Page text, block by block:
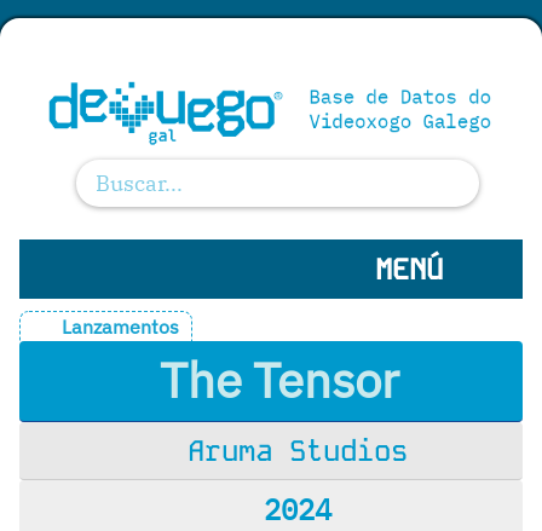
MENÚ
Lanzamentos
The Tensor
Aruma Studios
2024